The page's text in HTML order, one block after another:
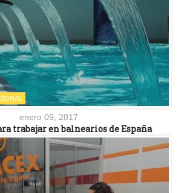
enero 09, 2017
trabajar en balnearios de España